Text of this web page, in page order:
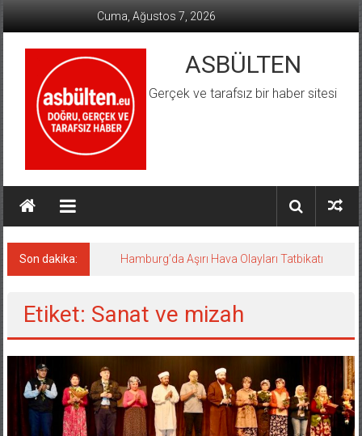
Cuma, Ağustos 7, 2026
ASBÜLTEN
Gerçek ve tarafsız bir haber sitesi
Son dakika: Hamburg’da Aşırı Hava Olayları Tatbikatı
Etiket: Sanat ve mizah